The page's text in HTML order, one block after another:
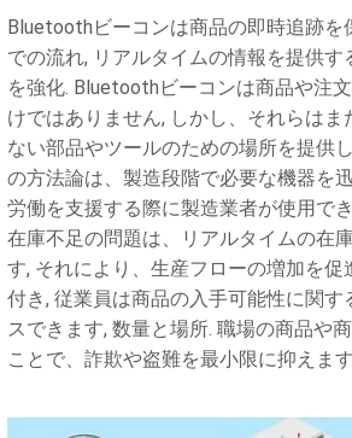
Bluetoothビーコンは商品の即時追跡を
での流れ, リアルタイムの情報を提供す
を強化. Bluetoothビーコンは商品や注
けではありません, しかし、それらは
ない部品やツールのための場所を提供
の方法論は、製造段階で必要な機器を
労働を支援する際に製造業者が使用で
在庫不足の問題は、リアルタイムの在
す, それにより、生産フローの増加を促
付き, 従業員は商品の入手可能性に関す
スできます, 数量と場所. 職場の商品や
ことで、詐欺や盗難を最小限に抑えま